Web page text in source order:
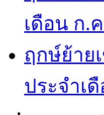
เดือน ก.
ฤกษ์ย้าย
ประจำเ